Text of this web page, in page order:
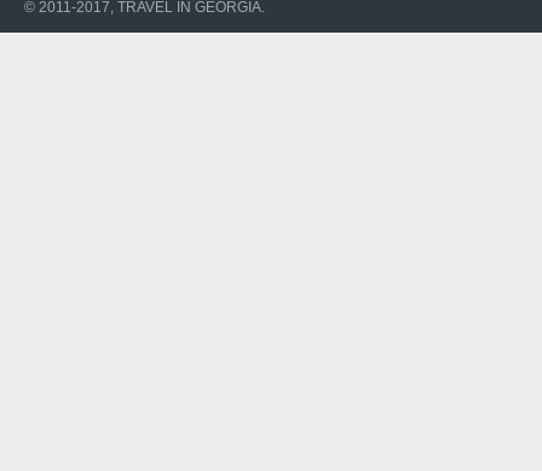
© 2011-2017, TRAVEL IN GEORGIA.